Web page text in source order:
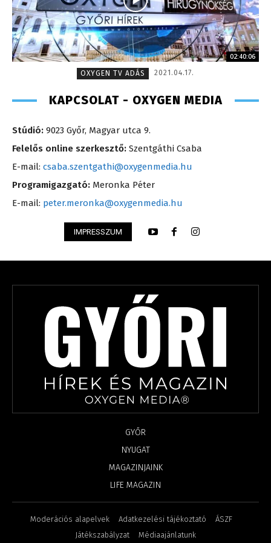
02:40:06
OXYGEN TV ADÁS
2021.04.17.
KAPCSOLAT - OXYGEN MEDIA
Stúdió: 9023 Győr, Magyar utca 9.
Felelős online szerkesztő: Szentgáthi Csaba
E-mail: csaba.szentgathi@oxygenmedia.hu
Programigazgató: Meronka Péter
E-mail: peter.meronka@oxygenmedia.hu
IMPRESSZUM
GYŐR
NYUGAT
MAGAZINJAINK
LIFE MAGAZIN
Moderációs alapelvek Adatkezelési tájékoztató
ÁSZF
Játékszabályzat
Médiaajánlatunk